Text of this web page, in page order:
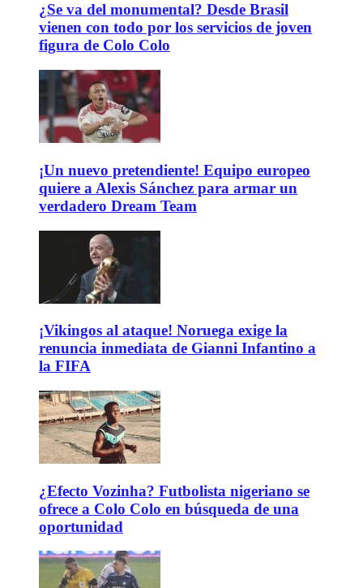
¿Se va del monumental? Desde Brasil
vienen con todo por los servicios de joven
figura de Colo Colo
¡Un nuevo pretendiente! Equipo europeo
quiere a Alexis Sánchez para armar un
verdadero Dream Team
¡Vikingos al ataque! Noruega exige la
renuncia inmediata de Gianni Infantino a
la FIFA
¿Efecto Vozinha? Futbolista nigeriano se
ofrece a Colo Colo en búsqueda de una
oportunidad